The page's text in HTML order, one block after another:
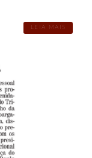
LEIA MAIS